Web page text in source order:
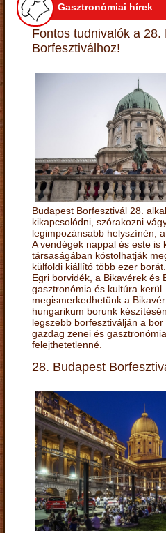
Gasztronómiai hírek
Fontos tudnivalók a 28.
Borfesztiválhoz!
Budapest Borfesztivál 28.
kikapcsolódni, szórakozni
legimpozánsabb helyszínén,
A vendégek nappal és este is
társaságában kóstolhatják
külföldi kiállító több ezer
Egri borvidék, a Bikavérek és
gasztronómia és kultúra
megismerkedhetünk a
hungarikum borunk
legszebb borfesztiválján a
gazdag zenei és
felejthetetlenné.
28. Budapest